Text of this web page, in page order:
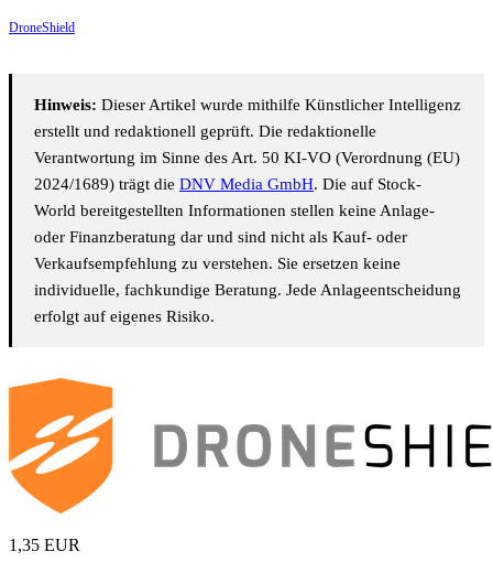
DroneShield
Hinweis: Dieser Artikel wurde mithilfe Künstlicher Intelligenz
erstellt und redaktionell geprüft. Die redaktionelle
Verantwortung im Sinne des Art. 50 KI-VO (Verordnung (EU)
2024/1689) trägt die DNV Media GmbH. Die auf Stock-
World bereitgestellten Informationen stellen keine Anlage-
oder Finanzberatung dar und sind nicht als Kauf- oder
Verkaufsempfehlung zu verstehen. Sie ersetzen keine
individuelle, fachkundige Beratung. Jede Anlageentscheidung
erfolgt auf eigenes Risiko.
1,35 EUR